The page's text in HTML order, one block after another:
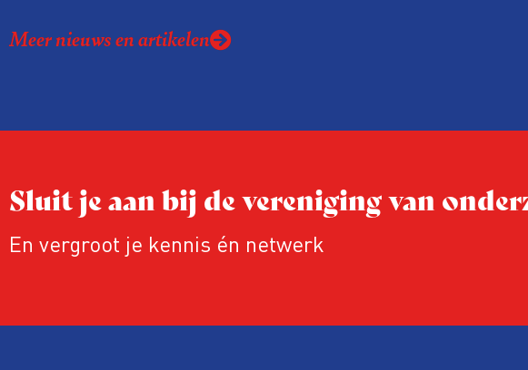
Meer nieuws en artikelen
Sluit je aan bij de vereniging van
En vergroot je kennis én netwerk